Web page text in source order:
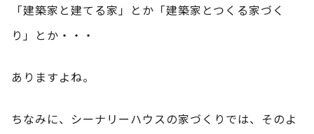
「建築家と建てる家」とか「建築家とつくる家づく
り」とか・・・
ありますよね。
ちなみに、シーナリーハウスの家づくりでは、そのよ